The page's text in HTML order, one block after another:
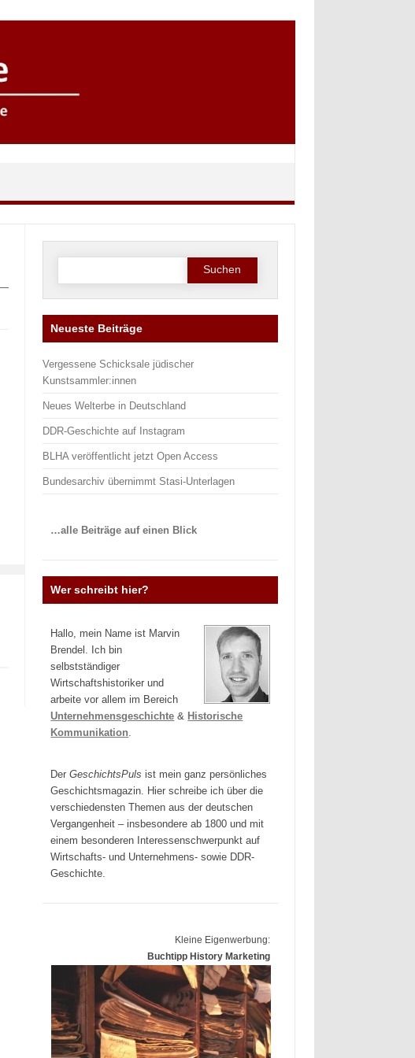
Suche
Neueste Beiträge
Vergessene Schicksale jüdischer
Kunstsammler:innen
Neues Welterbe in Deutschland
DDR-Geschichte auf Instagram
BLHA veröffentlicht jetzt Open Access
Bundesarchiv übernimmt Stasi-Unterlagen
…alle Beiträge auf einen Blick
Wer schreibt hier?
Hallo, mein Name ist Marvin
Brendel. Ich bin
selbstständiger
Wirtschaftshistoriker und
arbeite vor allem im Bereich
Unternehmensgeschichte & Historische
Kommunikation
DerGeschichtsPuls ist mein ganz persönliches
Geschichtsmagazin. Hier schreibe ich über die
verschiedensten Themen aus der deutschen
Vergangenheit – insbesondere ab 1800 und mit
einem besonderen Interessenschwerpunkt auf
Wirtschafts- und Unternehmens- sowie DDR-
Geschichte.
Kleine Eigenwerbung:
Buchtipp History Marketing